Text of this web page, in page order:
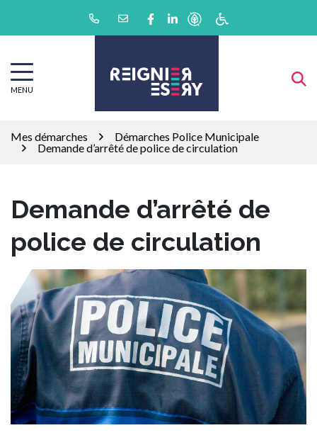
Lien vers le compte Facebook
Lien vers le compte Linkedin
MENU
Mes démarches
Démarches Police Municipale
Demande d’arrêté de police de circulation
Demande d’arrêté de
police de circulation